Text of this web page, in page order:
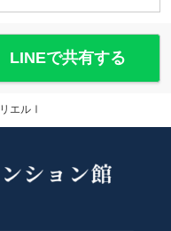
LINEで共有する
リエルⅠ